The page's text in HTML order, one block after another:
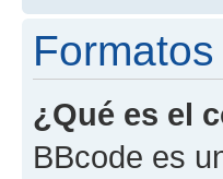
¿Qué es el
BBcode es